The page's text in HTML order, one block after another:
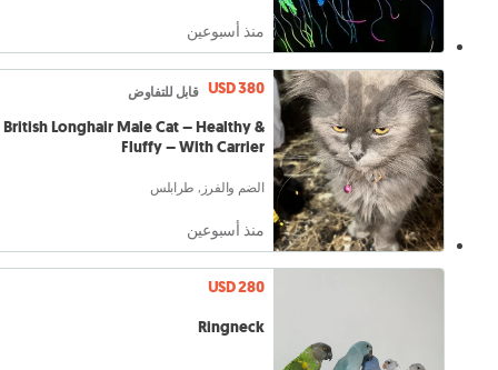
منذ أسبوعين
USD 380 قابل للتفاوض
British Longhair Male Cat – Healthy &
Fluffy – With Carrier
الضم والفرز, طرابلس
منذ أسبوعين
USD 280
Ringneck